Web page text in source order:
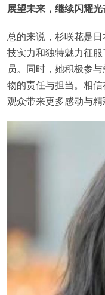
展望未来，继续闪耀
总的来说，杉咲花是
技实力和独特魅力征
员。同时，她积极参
物的责任与担当。相
观众带来更多感动与精